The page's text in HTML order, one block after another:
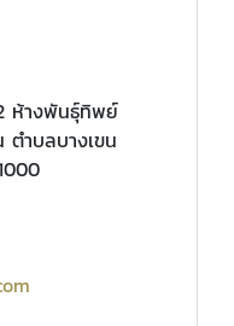
ห้างพันธุ์ทิพย์
ตำบลบางเขน